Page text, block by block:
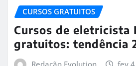
CURSOS GRATUITOS
Cursos de eletricista
gratuitos: tendência
Redação Evolution fev